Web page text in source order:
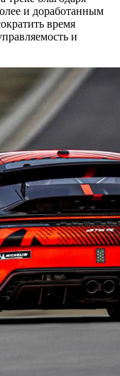
и доработанным
время
и